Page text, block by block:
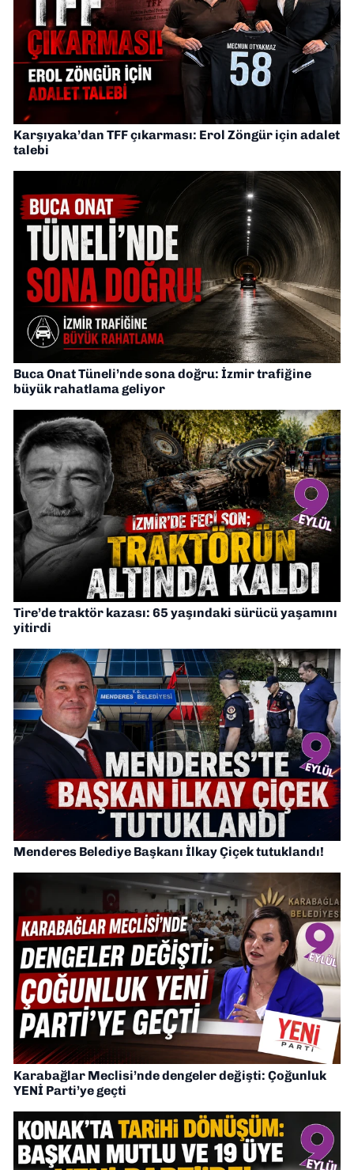
Karşıyaka’dan TFF çıkarması: Erol Zöngür için adalet
talebi
Buca Onat Tüneli’nde sona doğru: İzmir trafiğine
büyük rahatlama geliyor
Tire’de traktör kazası: 65 yaşındaki sürücü yaşamını
yitirdi
Menderes Belediye Başkanı İlkay Çiçek tutuklandı!
Karabağlar Meclisi’nde dengeler değişti: Çoğunluk
YENİ Parti’ye geçti